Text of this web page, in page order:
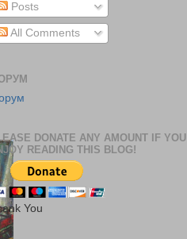
Posts
All Comments
DONATE ANY AMOUNT IF YOU
READING THIS BLOG!
You